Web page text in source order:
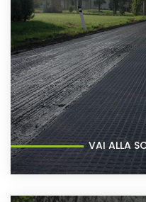
VAI ALLA